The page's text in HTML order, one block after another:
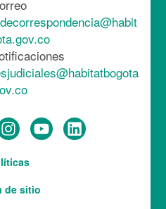
de sitio